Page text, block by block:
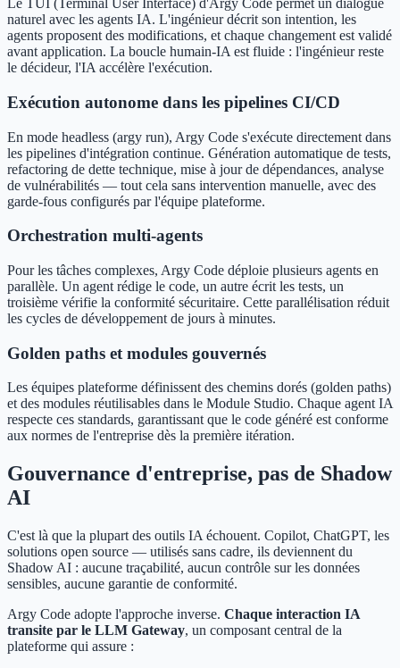
Le TUI (Terminal User Interface) d'Argy Code permet un dialogue
naturel avec les agents IA. L'ingénieur décrit son intention, les
agents proposent des modifications, et chaque changement est validé
avant application. La boucle humain-IA est fluide : l'ingénieur reste
le décideur, l'IA accélère l'exécution.
Exécution autonome dans les pipelines CI/CD
En mode headless (argy run), Argy Code s'exécute directement dans
les pipelines d'intégration continue. Génération automatique de tests,
refactoring de dette technique, mise à jour de dépendances, analyse
de vulnérabilités — tout cela sans intervention manuelle, avec des
garde-fous configurés par l'équipe plateforme.
Orchestration multi-agents
Pour les tâches complexes, Argy Code déploie plusieurs agents en
parallèle. Un agent rédige le code, un autre écrit les tests, un
troisième vérifie la conformité sécuritaire. Cette parallélisation réduit
les cycles de développement de jours à minutes.
Golden paths et modules gouvernés
Les équipes plateforme définissent des chemins dorés (golden paths)
et des modules réutilisables dans le Module Studio. Chaque agent IA
respecte ces standards, garantissant que le code généré est conforme
aux normes de l'entreprise dès la première itération.
Gouvernance d'entreprise, pas de Shadow
AI
C'est là que la plupart des outils IA échouent. Copilot, ChatGPT, les
solutions open source — utilisés sans cadre, ils deviennent du
Shadow AI : aucune traçabilité, aucun contrôle sur les données
sensibles, aucune garantie de conformité.
Argy Code adopte l'approche inverse. Chaque interaction IA
transite par le LLM Gateway, un composant central de la
plateforme qui assure :